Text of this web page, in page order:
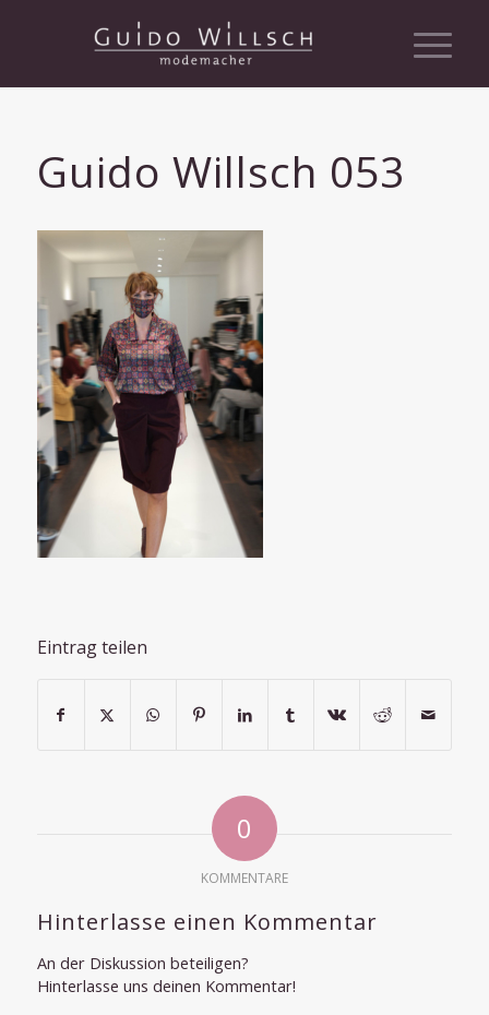
Guido Willsch 053
Eintrag teilen
0
KOMMENTARE
Hinterlasse einen Kommentar
An der Diskussion beteiligen?
Hinterlasse uns deinen Kommentar!